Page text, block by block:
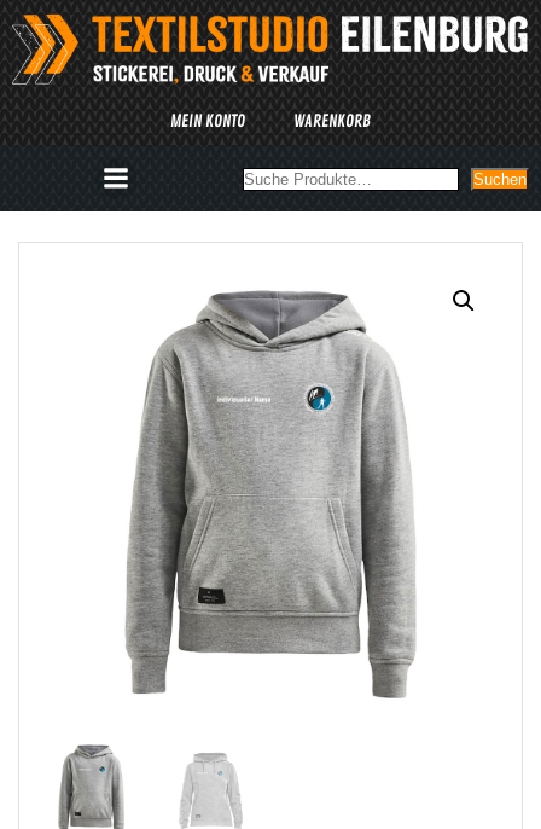
Zum
Inhalt
springen
MEIN KONTO WARENKORB
Suchen Suchen